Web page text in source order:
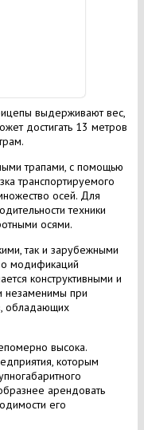
выдерживают вес,
достигать 13 метров
трапами, с помощью
транспортируемого
осей. Для
техники
осями.
так и зарубежными
модификаций
конструктивными и
незаменимы при
обладающих
высока.
которым
арендовать
его